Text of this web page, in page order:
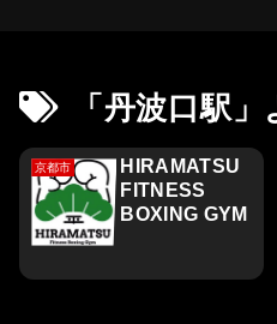
「丹波口駅
京都市
HIRAMATSU
FITNESS
BOXING GYM